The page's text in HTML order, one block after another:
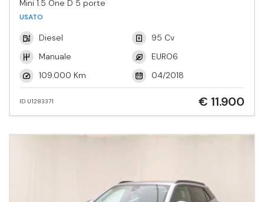
Mini 1.5 One D 5 porte
USATO
Diesel
95 Cv
Manuale
EURO6
109.000 Km
04/2018
ID U1283371 € 11.900